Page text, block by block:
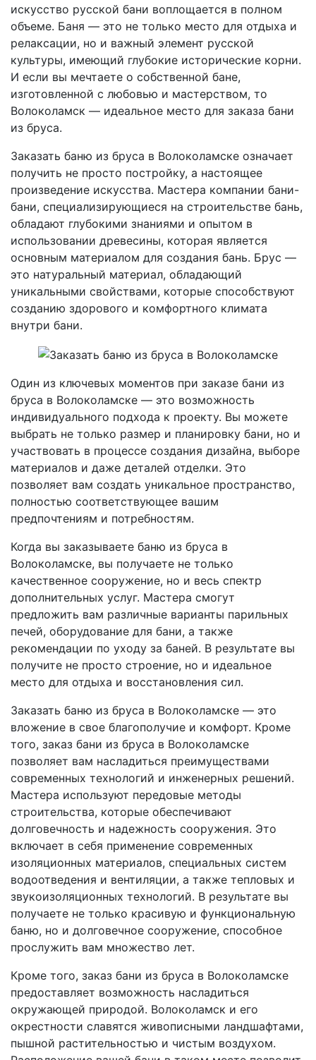
искусство русской бани воплощается в полном
объеме. Баня — это не только место для отдыха и
релаксации, но и важный элемент русской
культуры, имеющий глубокие исторические корни.
И если вы мечтаете о собственной бане,
изготовленной с любовью и мастерством, то
Волоколамск — идеальное место для заказа бани
из бруса.
Заказать баню из бруса в Волоколамске означает
получить не просто постройку, а настоящее
произведение искусства. Мастера компании бани-
бани, специализирующиеся на строительстве бань,
обладают глубокими знаниями и опытом в
использовании древесины, которая является
основным материалом для создания бань. Брус —
это натуральный материал, обладающий
уникальными свойствами, которые способствуют
созданию здорового и комфортного климата
внутри бани.
Один из ключевых моментов при заказе бани из
бруса в Волоколамске — это возможность
индивидуального подхода к проекту. Вы можете
выбрать не только размер и планировку бани, но и
участвовать в процессе создания дизайна, выборе
материалов и даже деталей отделки. Это
позволяет вам создать уникальное пространство,
полностью соответствующее вашим
предпочтениям и потребностям.
Когда вы заказываете баню из бруса в
Волоколамске, вы получаете не только
качественное сооружение, но и весь спектр
дополнительных услуг. Мастера смогут
предложить вам различные варианты парильных
печей, оборудование для бани, а также
рекомендации по уходу за баней. В результате вы
получите не просто строение, но и идеальное
место для отдыха и восстановления сил.
Заказать баню из бруса в Волоколамске — это
вложение в свое благополучие и комфорт. Кроме
того, заказ бани из бруса в Волоколамске
позволяет вам насладиться преимуществами
современных технологий и инженерных решений.
Мастера используют передовые методы
строительства, которые обеспечивают
долговечность и надежность сооружения. Это
включает в себя применение современных
изоляционных материалов, специальных систем
водоотведения и вентиляции, а также тепловых и
звукоизоляционных технологий. В результате вы
получаете не только красивую и функциональную
баню, но и долговечное сооружение, способное
прослужить вам множество лет.
Кроме того, заказ бани из бруса в Волоколамске
предоставляет возможность насладиться
окружающей природой. Волоколамск и его
окрестности славятся живописными ландшафтами,
пышной растительностью и чистым воздухом.